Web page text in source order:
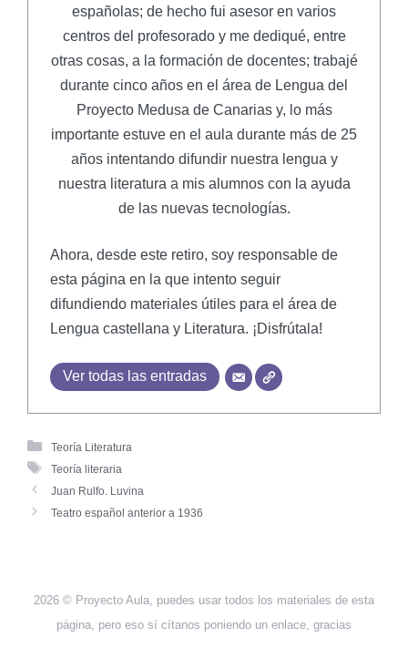
españolas; de hecho fui asesor en varios
centros del profesorado y me dediqué, entre
otras cosas, a la formación de docentes; trabajé
durante cinco años en el área de Lengua del
Proyecto Medusa de Canarias y, lo más
importante estuve en el aula durante más de 25
años intentando difundir nuestra lengua y
nuestra literatura a mis alumnos con la ayuda
de las nuevas tecnologías.
Ahora, desde este retiro, soy responsable de
esta página en la que intento seguir
difundiendo materiales útiles para el área de
Lengua castellana y Literatura. ¡Disfrútala!
Ver todas las entradas
Teoría Literatura
Teoría literaria
Juan Rulfo. Luvina
Teatro español anterior a 1936
2026 © Proyecto Aula, puedes usar todos los materiales de esta
página, pero eso sí cítanos poniendo un enlace, gracias